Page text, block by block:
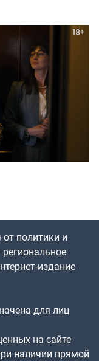
политики и
издание
для лиц
на сайте
наличии прямой